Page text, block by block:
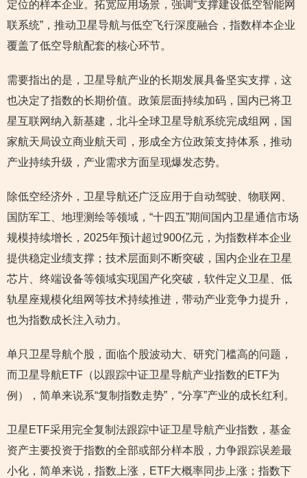
定位的样本企业。拓宽应用场景，强调“支撑建设低空智能网
联系统”，推动卫星导航与低空飞行深度融合，指数样本企业
覆盖了低空导航配套的核心环节。
需要指出的是，卫星导航产业的长期发展具备坚实支撑，这
也决定了指数的长期价值。政策层面持续加码，国内已将卫
星互联网纳入新基建，北斗全球卫星导航系统完成组网，国
家航天局设立商业航天司，形成全方位政策支持体系，推动
产业持续升级，产业需求方面呈现爆发态势。
除低空经济外，卫星导航还广泛应用于自动驾驶、物联网、
国防军工、地理测绘等领域，“十四五”期间国内卫星通信市场
规模持续增长，2025年预计超过900亿元，为指数样本企业
提供稳定业绩支撑；技术层面则不断突破，国内企业在卫星
芯片、终端设备等领域实现国产化突破，软件定义卫星、低
轨星座规模化组网等技术持续推进，带动产业竞争力提升，
也为指数成长注入动力。
单只卫星导航个股，面临个股波动大、研究门槛高的问题，
而卫星导航ETF（以跟踪中证卫星导航产业指数的ETF为
例），简单来说系“复制指数走势”，“分享”产业的成长红利。
卫星ETF采用完全复制法跟踪中证卫星导航产业指数，基金
资产主要投资于指数的全部或部分样本股，力争跟踪误差最
小化，简单来说，指数上涨，ETF大概率同步上涨；指数下